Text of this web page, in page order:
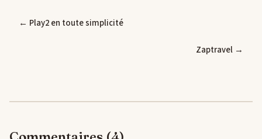
← Play2 en toute simplicité
Zaptravel →